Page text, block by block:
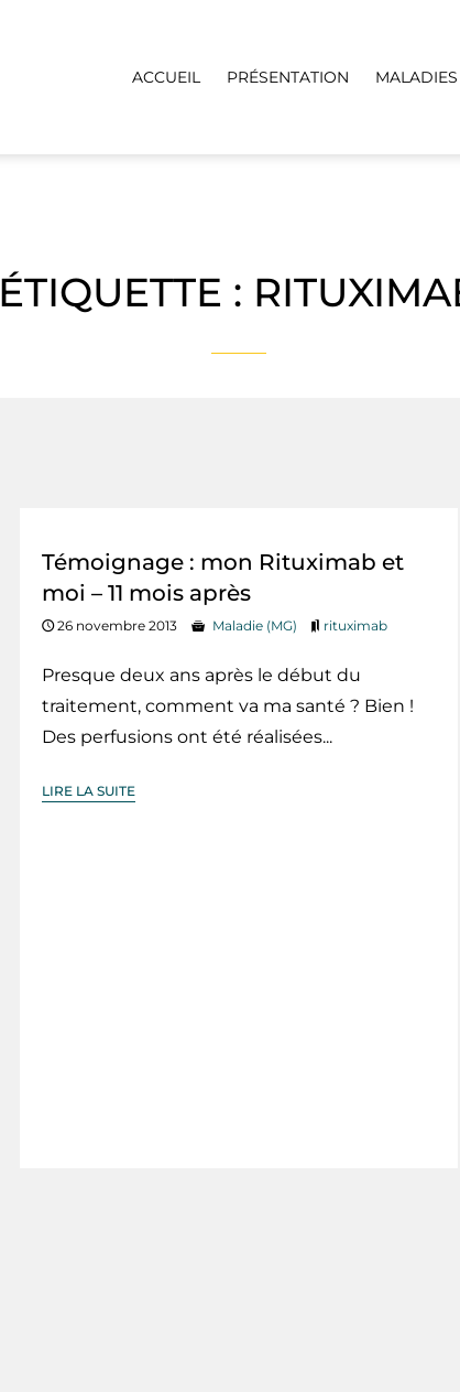
ACCUEIL PRÉSENTATION MALADIES
ÉTIQUETTE :
Témoignage : mon Rituximab et
moi – 11 mois après
26 novembre 2013 Maladie (MG) rituximab
Presque deux ans après le début du
traitement, comment va ma santé ? Bien !
Des perfusions ont été réalisées...
LIRE LA SUITE